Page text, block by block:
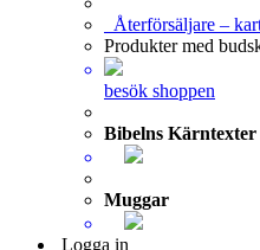
Återförsäljare –
Produkter med
besök shoppen
Bibelns Kärntexter
Muggar
Logga in